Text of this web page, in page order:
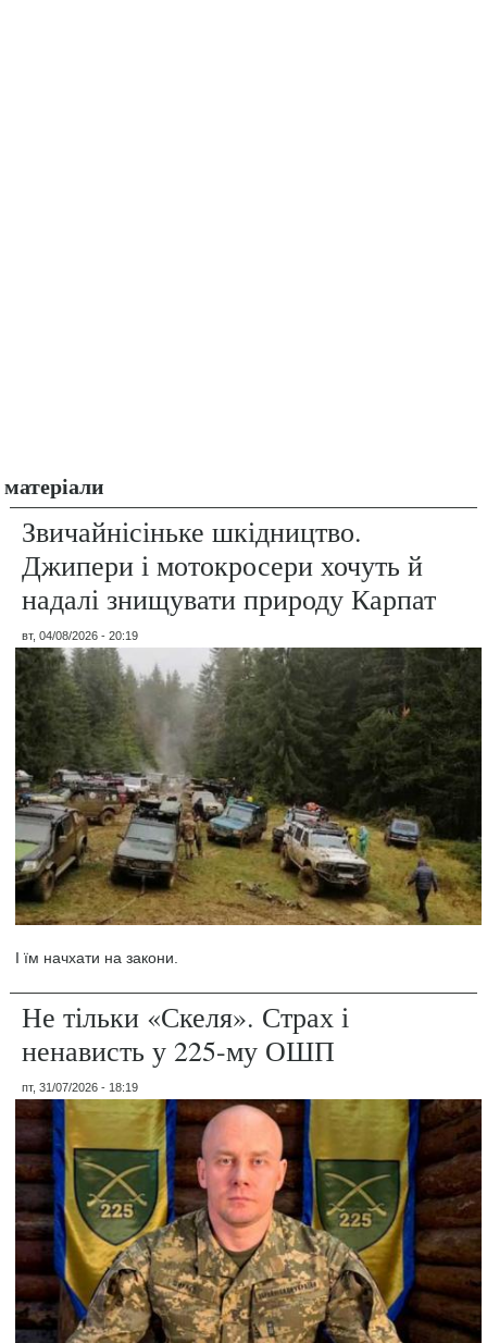
матеріали
Звичайнісіньке шкідництво.
Джипери і мотокросери хочуть й
надалі знищувати природу Карпат
вт, 04/08/2026 - 20:19
І їм начхати на закони.
Не тільки «Скеля». Страх і
ненависть у 225-му ОШП
пт, 31/07/2026 - 18:19